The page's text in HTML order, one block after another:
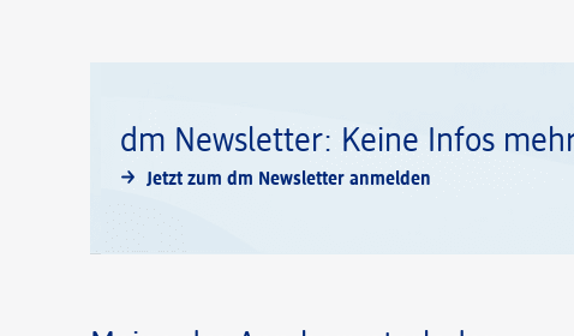
dm Newsletter: Keine Infos
Jetzt zum dm Newsletter anmelden